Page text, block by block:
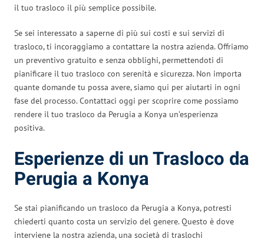
il tuo trasloco il più semplice possibile.
Se sei interessato a saperne di più sui costi e sui servizi di
trasloco, ti incoraggiamo a contattare la nostra azienda. Offriamo
un preventivo gratuito e senza obblighi, permettendoti di
pianificare il tuo trasloco con serenità e sicurezza. Non importa
quante domande tu possa avere, siamo qui per aiutarti in ogni
fase del processo. Contattaci oggi per scoprire come possiamo
rendere il tuo trasloco da Perugia a Konya un’esperienza
positiva.
Esperienze di un Trasloco da
Perugia a Konya
Se stai pianificando un trasloco da Perugia a Konya, potresti
chiederti quanto costa un servizio del genere. Questo è dove
interviene la nostra azienda, una società di traslochi